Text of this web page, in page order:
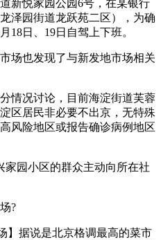
新悦家园公园6号，在某银行
泽园街道龙跃苑二区），为确
18日、19日自驾上下班。
场也发现了与新发地市场相关
情况讨论，目前海淀街道芙蓉
区居民非必要不出京，无特殊
风险地区或报告确诊病例地区
家园小区的群众主动向所在社
?
】据说是北京格调最高的菜市